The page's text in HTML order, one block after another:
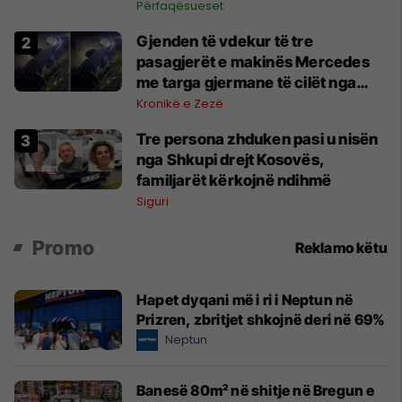
Përfaqësueset
Gjenden të vdekur të tre
pasagjerët e makinës Mercedes
me targa gjermane të cilët nga
Shkupi u nisën drejt Kosovës
Kronikë e Zezë
Tre persona zhduken pasi u nisën
nga Shkupi drejt Kosovës,
familjarët kërkojnë ndihmë
Siguri
Promo Reklamo këtu
Hapet dyqani më i ri i Neptun në
Prizren, zbritjet shkojnë deri në 69%
Neptun
Banesë 80m² në shitje në Bregun e